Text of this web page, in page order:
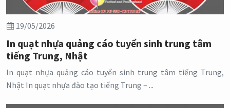
19/05/2026
In quạt nhựa quảng cáo tuyển sinh trung tâm
tiếng Trung, Nhật
In quạt nhựa quảng cáo tuyển sinh trung tâm tiếng Trung,
Nhật In quạt nhựa đào tạo tiếng Trung – ...